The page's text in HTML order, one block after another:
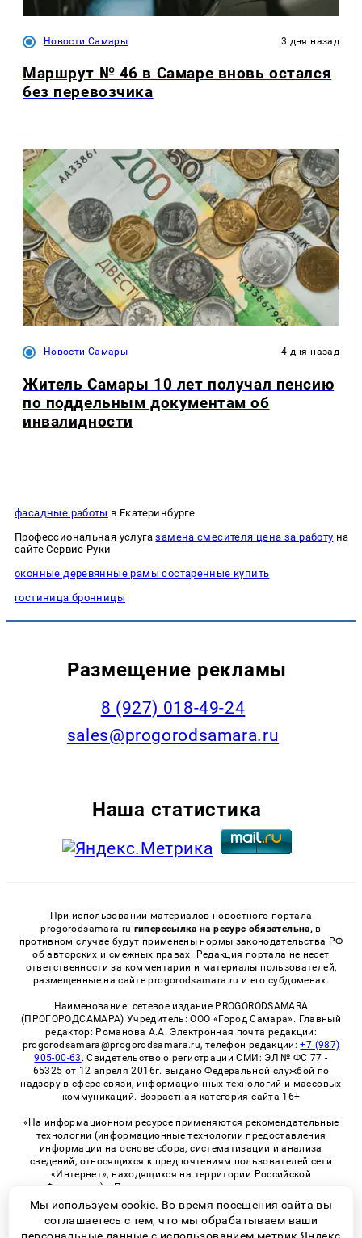
Новости Самары 3 дня назад
Маршрут № 46 в Самаре вновь остался
без перевозчика
Новости Самары 4 дня назад
Житель Самары 10 лет получал пенсию
по поддельным документам об
инвалидности
фасадные работы в Екатеринбурге
Профессиональная услугазамена смесителя цена за работу на
сайте Сервис Руки
оконные деревянные рамы состаренные купить
гостиница бронницы
Размещение рекламы
8 (927) 018-49-24
sales@progorodsamara.ru
Наша статистика
При использовании материалов новостного портала
progorodsamara.ru гиперссылка на ресурс обязательна, в
противном случае будут применены нормы законодательства РФ
об авторских и смежных правах. Редакция портала не несет
ответственности за комментарии и материалы пользователей,
размещенные на сайте progorodsamara.ru и его субдоменах.
Наименование: сетевое издание PROGORODSAMARA
(ПРОГОРОДСАМАРА) Учредитель: ООО «Город Самара». Главный
редактор: Романова А.А. Электронная почта редакции:
progorodsamara@progorodsamara.ru, телефон редакции:+7 (987)
905-00-63 . Свидетельство о регистрации СМИ: ЭЛ № ФС 77 -
65325 от 12 апреля 2016г. выдано Федеральной службой по
надзору в сфере связи, информационных технологий и массовых
коммуникаций. Возрастная категория сайта 16+
«На информационном ресурсе применяются рекомендательные
технологии (информационные технологии предоставления
информации на основе сбора, систематизации и анализа
сведений, относящихся к предпочтениям пользователей сети
«Интернет», находящихся на территории Российской
Федерации)». Правила применения рекомендательных
технологий в виджетах рекламно-обменной сети
«СМИ2» (PDF)
Мы используем cookie. Во время посещения сайта вы
соглашаетесь с тем, что мы обрабатываем ваши